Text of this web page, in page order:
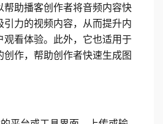
帮助播客创作者将音频内容快
引力的视频内容，从而提升内
观看体验。此外，它也适用于
创作，帮助创作者快速生成图